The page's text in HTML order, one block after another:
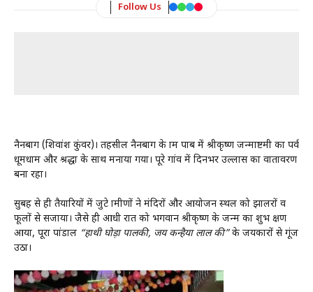
Follow Us
नैनबाग (शिवांश कुंवर)। तहसील नैनबाग के ग्राम पाब में श्रीकृष्ण जन्माष्टमी का पर्व
धूमधाम और श्रद्धा के साथ मनाया गया। पूरे गांव में दिनभर उल्लास का वातावरण
बना रहा।
सुबह से ही तैयारियों में जुटे ग्रामीणों ने मंदिरों और आयोजन स्थल को झालरों व
फूलों से सजाया। जैसे ही आधी रात को भगवान श्रीकृष्ण के जन्म का शुभ क्षण
आया, पूरा पांडाल “हाथी घोड़ा पालकी, जय कन्हैया लाल की”के जयकारों से गूंज
उठा।